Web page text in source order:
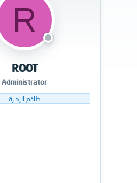
R
ROOT
Administrator
طاقم الإدارة